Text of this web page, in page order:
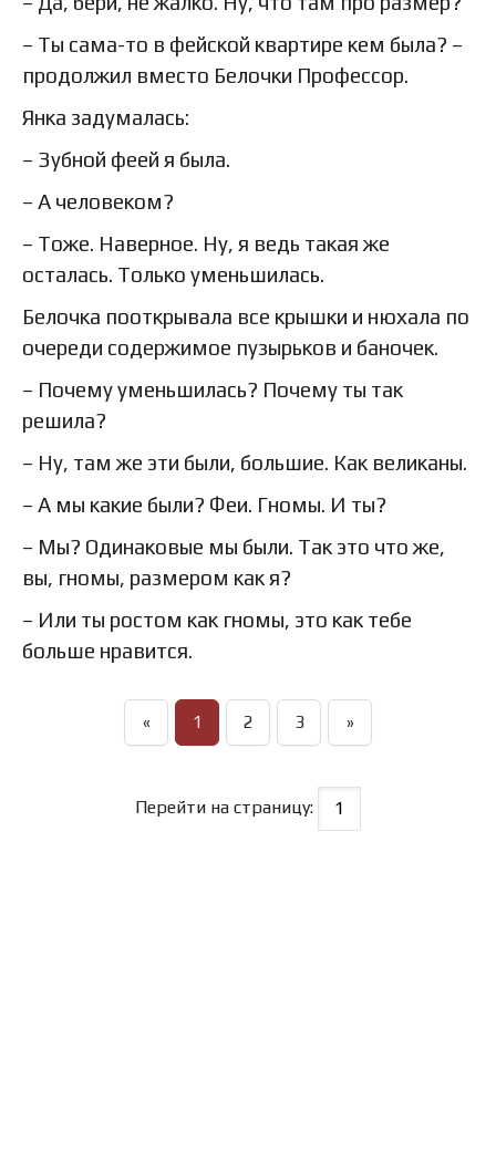
– Ты сама-то в фейской квартире кем была? –
продолжил вместо Белочки Профессор.
Янка задумалась:
– Зубной феей я была.
– А человеком?
– Тоже. Наверное. Ну, я ведь такая же
осталась. Только уменьшилась.
Белочка пооткрывала все крышки и нюхала по
очереди содержимое пузырьков и баночек.
– Почему уменьшилась? Почему ты так
решила?
– Ну, там же эти были, большие. Как великаны.
– А мы какие были? Феи. Гномы. И ты?
– Мы? Одинаковые мы были. Так это что же,
вы, гномы, размером как я?
– Или ты ростом как гномы, это как тебе
больше нравится.
« 1 2 3 »
Перейти на страницу: